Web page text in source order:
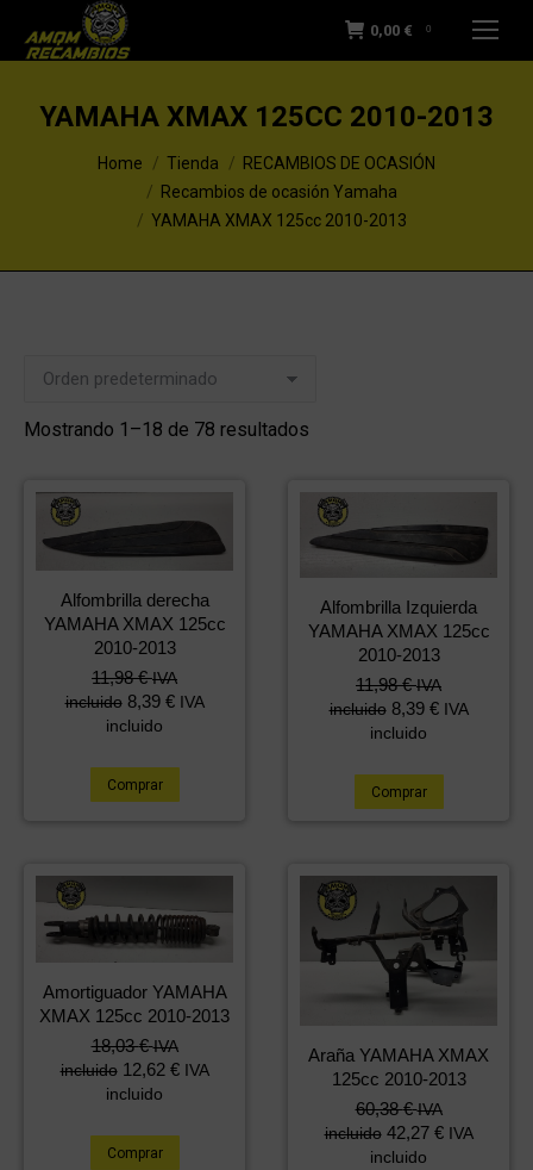
0,00 € 0
YAMAHA XMAX 125CC 2010-2013
You are here:Home Tienda
RECAMBIOS DE OCASIÓN
Recambios de ocasión Yamaha
YAMAHA XMAX 125cc 2010-2013
Mostrando 1–18 de 78 resultados
Alfombrilla derecha
YAMAHA XMAX 125cc
2010-2013
11,98€ IVA
incluido 8,39 € IVA
incluido
Comprar
Alfombrilla Izquierda
YAMAHA XMAX 125cc
2010-2013
11,98€ IVA
incluido 8,39 € IVA
incluido
Comprar
Amortiguador YAMAHA
XMAX 125cc 2010-2013
18,03€ IVA
incluido 12,62 € IVA
incluido
Comprar
Araña YAMAHA XMAX
125cc 2010-2013
60,38€ IVA
incluido 42,27 € IVA
incluido